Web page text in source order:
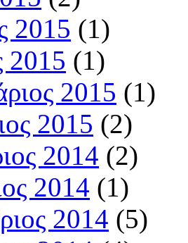
2015 (1)
2015 (1)
2015 (1)
2015 (2)
2014 (2)
2014 (1)
2014 (5)